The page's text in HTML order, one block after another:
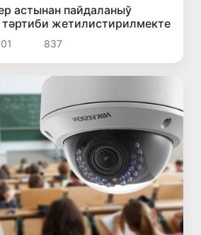
астынан пайдаланыў
жетилистирилмекте
837